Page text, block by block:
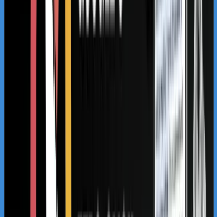
zakresu prawa podatkowego, ochrony
danych czy prawa pracy. Wykorzystujemy
rygorystycznie dobrane słowa kluczowe
związane z bezpieczeństwem kontraktów i
optymalizacją działalności gospodarczej.
Budujemy wizerunek stabilnego partnera
biznesowego, który rozumie realia
wyspecjalizowane